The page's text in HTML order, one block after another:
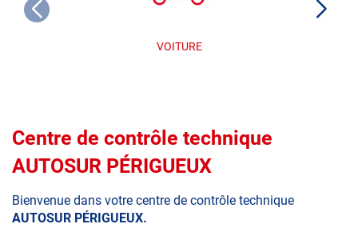
VOITURE
Centre de contrôle technique
AUTOSUR PÉRIGUEUX
Bienvenue dans votre centre de contrôle technique
AUTOSUR PÉRIGUEUX.